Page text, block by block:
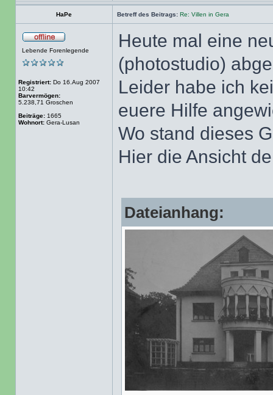
HaPe Betreff des Beitrags: Re: Villen in Gera
Lebende Forenlegende
Registriert: Do 16.Aug 2007
10:42
Barvermögen:
5.238,71 Groschen
Beiträge: 1665
Wohnort: Gera-Lusan
Heute mal eine
(photostudio)
Leider habe ich
euere Hilfe
Wo stand dieses
Hier die Ansicht
Dateianhang: